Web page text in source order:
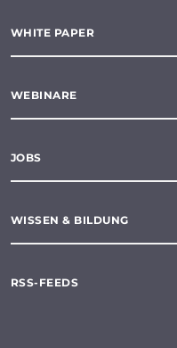
WHITE PAPER
WEBINARE
JOBS
WISSEN & BILDUNG
RSS-FEEDS